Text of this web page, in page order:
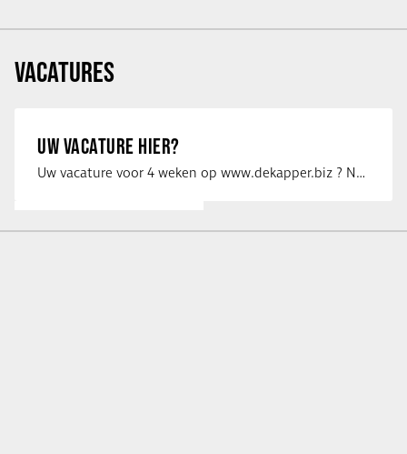
VACATURES
UW VACATURE HIER?
Uw vacature voor 4 weken op www.dekapper.biz ? Neem dan contact op met Maaike …